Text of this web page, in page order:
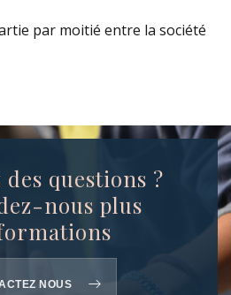
par moitié entre la société
des questions ?
nous plus
NOUS